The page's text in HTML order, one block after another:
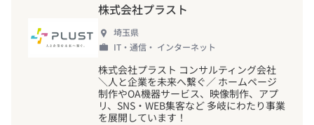
株式会社プラスト
埼玉県
IT・通信・ インターネット
株式会社プラスト コンサルティング会社
＼人と企業を未来へ繋ぐ／ ホームページ
制作やOA機器サービス、映像制作、アプ
リ、SNS・WEB集客など 多岐にわたり事業
を展開しています ！